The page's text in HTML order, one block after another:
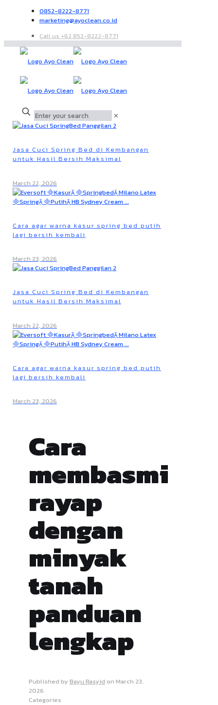
0852-8222-8771
marketing@ayoclean.co.id
Call us +62 852-8222-8771
✕
Jasa Cuci Spring Bed di Kembangan
untuk Hasil Bersih Maksimal
March 22, 2026
Cara agar warna kasur spring bed putih
lagi bersih kembali
March 23, 2026
Jasa Cuci Spring Bed di Kembangan
untuk Hasil Bersih Maksimal
March 22, 2026
Cara agar warna kasur spring bed putih
lagi bersih kembali
March 23, 2026
Cara
membasmi
rayap
dengan
minyak
tanah
panduan
lengkap
Published by Bayu Rasyid on March 23,
2026
Categories